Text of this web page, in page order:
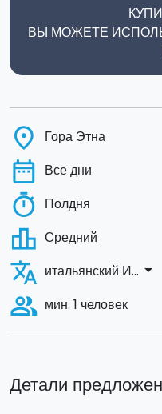
Детали
ВЫ МОЖЕТЕ
place Гора Этна
date_range Все дни
timer Полдня
leaderboard Средний
translate итальянский И... arrow_drop_down
people_alt мин. 1 человек